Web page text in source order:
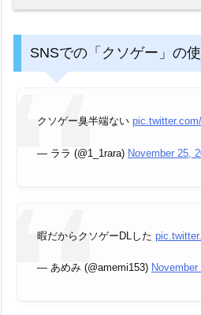
SNSでの「クソゲー」の
クソゲー臭半端ない
— ララ (@1_1rara) November 25,
暇だからクソゲーDLした
— あめみ (@amemi153)